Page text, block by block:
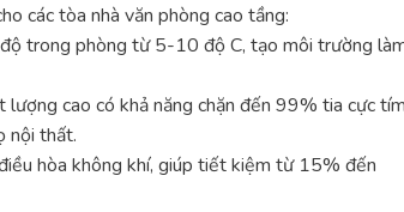
các tòa nhà văn phòng cao tầng:
trong phòng từ 5-10 độ C, tạo môi trường
lượng cao có khả năng chặn đến 99% tia cực
nội thất.
hòa không khí, giúp tiết kiệm từ 15% đến